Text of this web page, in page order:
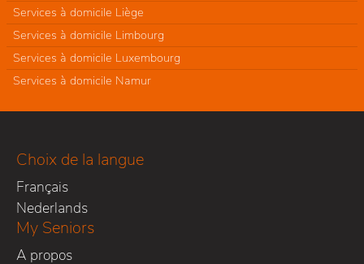
Services à domicile Liège
Services à domicile Limbourg
Services à domicile Luxembourg
Services à domicile Namur
Choix de la langue
Français
Nederlands
My Seniors
A propos